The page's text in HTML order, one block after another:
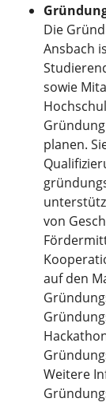
Die
Ansbach
sowie
planen.
von
auf den
Weitere